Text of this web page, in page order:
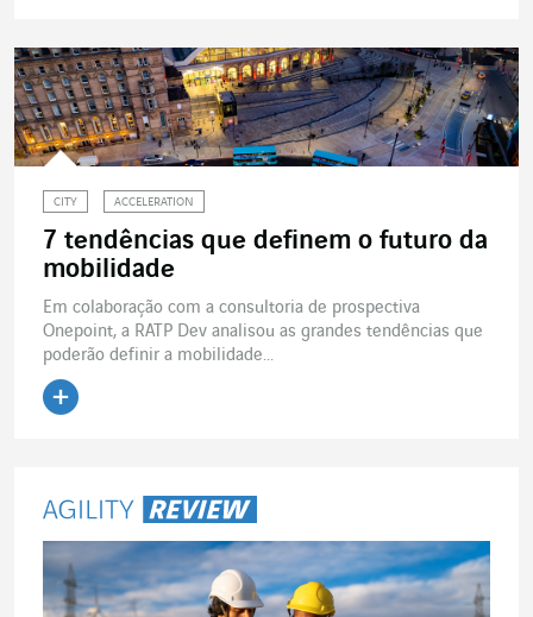
CITY ACCELERATION
7 tendências que definem o futuro da
mobilidade
Em colaboração com a consultoria de prospectiva
Onepoint, a RATP Dev analisou as grandes tendências que
poderão definir a mobilidade...